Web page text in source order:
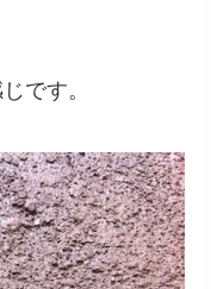
です。